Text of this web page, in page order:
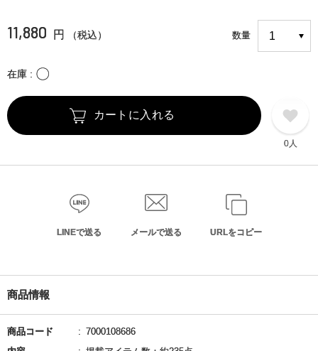
11,880 円 （税込） 数量
在庫 〇
カートに入れる
0人
LINEで送る メールで送る URLをコピー
商品情報
商品コード
7000108686